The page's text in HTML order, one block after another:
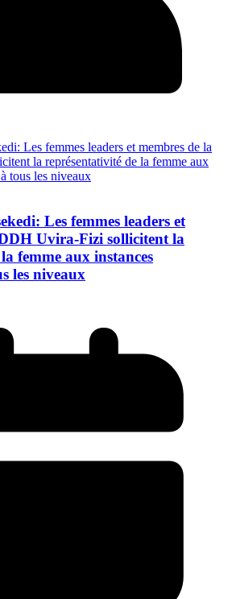
Les femmes leaders et
Uvira-Fizi sollicitent la
femme aux instances
les niveaux